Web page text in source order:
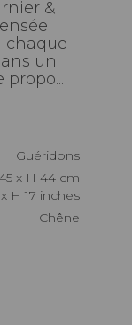
&
chaque
un
Guéridons
45 x H 44 cm
x H 17 inches
Chêne